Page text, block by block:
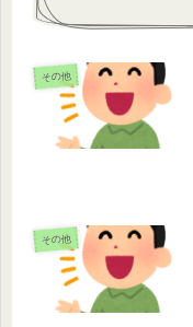
その他
その他